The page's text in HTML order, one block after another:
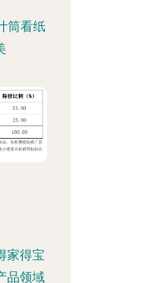
筒看纸
家得宝
品领域